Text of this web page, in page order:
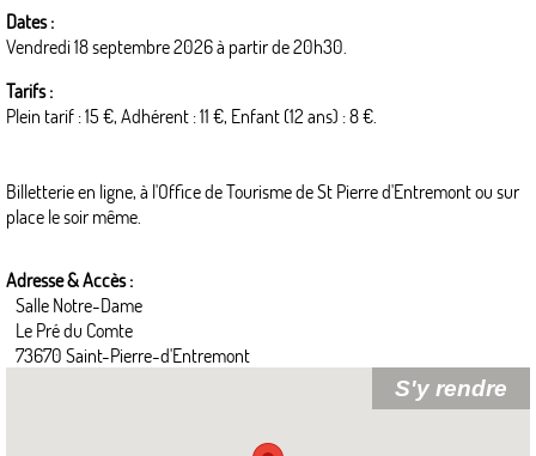
Dates :
Vendredi 18 septembre 2026 à partir de 20h30.
Tarifs :
Plein tarif : 15 €, Adhérent : 11 €, Enfant (12 ans) : 8 €.
Billetterie en ligne, à l'Office de Tourisme de St Pierre d'Entremont ou sur
place le soir même.
Adresse & Accès :
Salle Notre-Dame
Le Pré du Comte
73670 Saint-Pierre-d'Entremont